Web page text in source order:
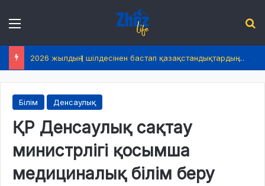
2026 жылдың 1 шілдесінен бастап қазақстандықтардың өмірінде не өзгереді?
Білім Денсаулық
ҚР Денсаулық сақтау
министрлігі қосымша
медициналық білім беру